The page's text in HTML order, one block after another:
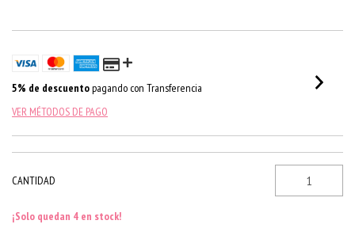
5% de descuentopagando con Transferencia
VER MÉTODOS DE PAGO
CANTIDAD
¡Solo quedan 4 en stock!